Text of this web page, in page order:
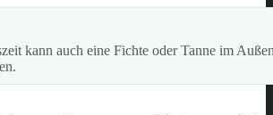
kann auch eine Fichte oder Tanne im